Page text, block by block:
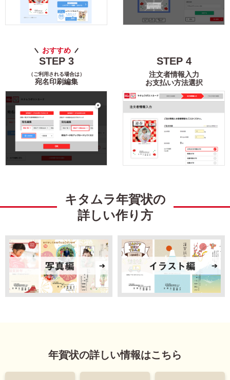
トイ・ストーリー すみっコぐらし
ズートピア2 いしよわちゃん
スヌーピー
おすすめ
STEP 3
（ご利用される場合は）
宛名印刷編集
STEP 4
注文者情報入力
お支払い方法選択
キタムラ年賀状の
詳しい作り方
年賀状の詳しい情報はこちら